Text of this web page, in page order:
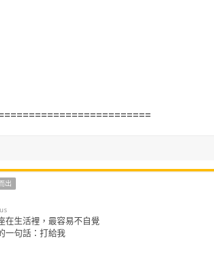
出
在生活裡，最容易不自覺
一句話：打給我